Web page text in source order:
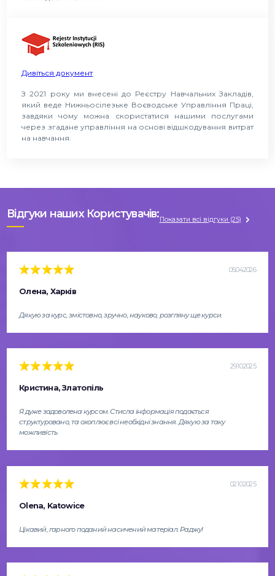
Дивіться документ
З 2021 року ми внесені до Реєстру Навчальних Закладів,
який веде Нижньосілезьке Воєводське Управління Праці,
завдяки чому можна скористатися нашими послугами
через згадане управління на основі відшкодування витрат
на навчання.
Відгуки наших Користувачів: Показати всі відгуки (25)
05.04.2026
Олена, Харків
Дякую за курс, змістовно, зручно, науково, розгляну ще курси.
29.10.2025
Кристина, Златопіль
Я дуже задоволена курсом. Стисла інформація подається
структуровано, та охоплює всі необхідні знання. Дякую за таку
можливість
02.10.2025
Olena, Katowice
Цікавий, гарного поданий насичений матеріал. Раджу!